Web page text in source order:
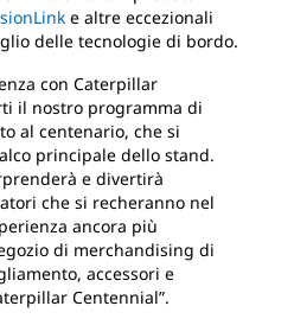
e altre eccezionali
delle tecnologie di bordo.
con Caterpillar
il nostro programma di
al centenario, che si
principale dello stand.
e divertirà
che si recheranno nel
ancora più
di merchandising di
accessori e
Centennial”.